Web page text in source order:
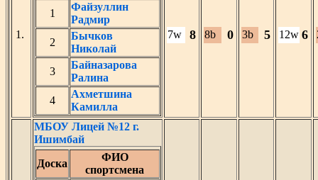
1.
1
Файзуллин
Радмир
2
Бычков
Николай
3
Байназарова
Ралина
4
Ахметшина
Камилла
7w 8 8b 0 3b 5 12w 6
МБОУ Лицей №12 г.
Ишимбай
Доска
ФИО
спортсмена